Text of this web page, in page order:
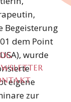
Begeisterung
dem Point
wurde
eigene
zur